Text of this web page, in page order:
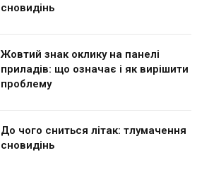
сновидінь
Жовтий знак оклику на панелі
приладів: що означає і як вирішити
проблему
До чого сниться літак: тлумачення
сновидінь